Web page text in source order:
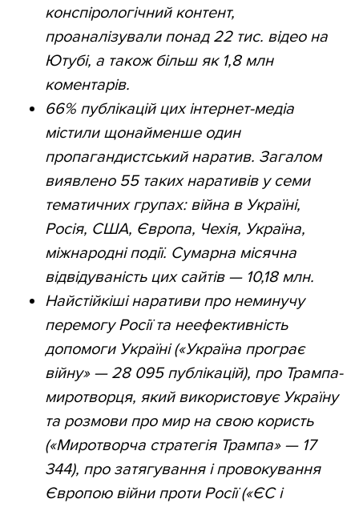
конспірологічний контент,
проаналізували понад 22 тис. відео на
Ютубі, а також більш як 1,8 млн
коментарів.
66% публікацій цих інтернет-медіа
містили щонайменше один
пропагандистський наратив. Загалом
виявлено 55 таких наративів у семи
тематичних групах: війна в Україні,
Росія, США, Європа, Чехія, Україна,
міжнародні події. Сумарна місячна
відвідуваність цих сайтів — 10,18 млн.
Найстійкіші наративи про неминучу
перемогу Росії та неефективність
допомоги Україні («Україна програє
війну» — 28 095 публікацій), про Трампа-
миротворця, який використовує Україну
та розмови про мир на свою користь
(«Миротворча стратегія Трампа» — 17
344), про затягування і провокування
Європою війни проти Росії («ЄС і